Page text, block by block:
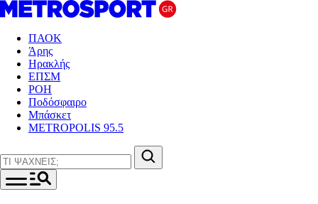
ΠΑΟΚ
Άρης
Ηρακλής
ΕΠΣΜ
ΡΟΗ
Ποδόσφαιρο
Μπάσκετ
METROPOLIS 95.5